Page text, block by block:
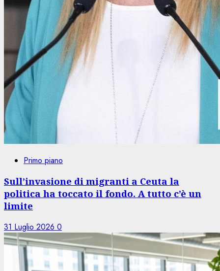
Primo piano
Sull’invasione di migranti a Ceuta la
politica ha toccato il fondo. A tutto c’è un
limite
31 Luglio 2026 0